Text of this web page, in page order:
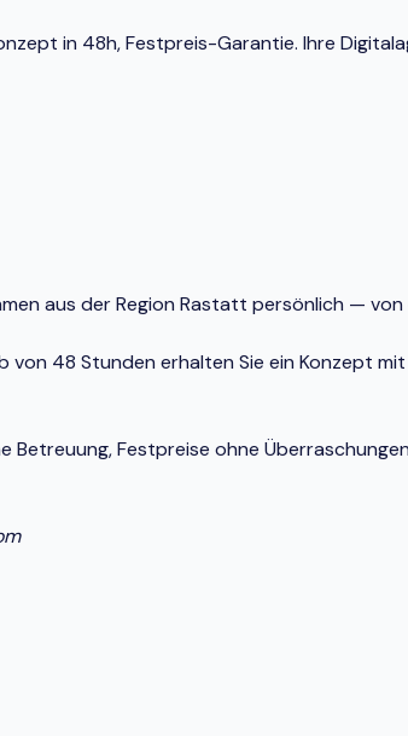
in 48h, Festpreis-Garantie. Ihre
aus der Region Rastatt persönlich —
48 Stunden erhalten Sie ein Konzept
Festpreise ohne